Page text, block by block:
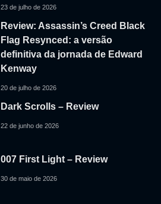
23 de julho de 2026
Review: Assassin’s Creed Black
Flag Resynced: a versão
definitiva da jornada de Edward
Kenway
20 de julho de 2026
Dark Scrolls – Review
22 de junho de 2026
007 First Light – Review
30 de maio de 2026